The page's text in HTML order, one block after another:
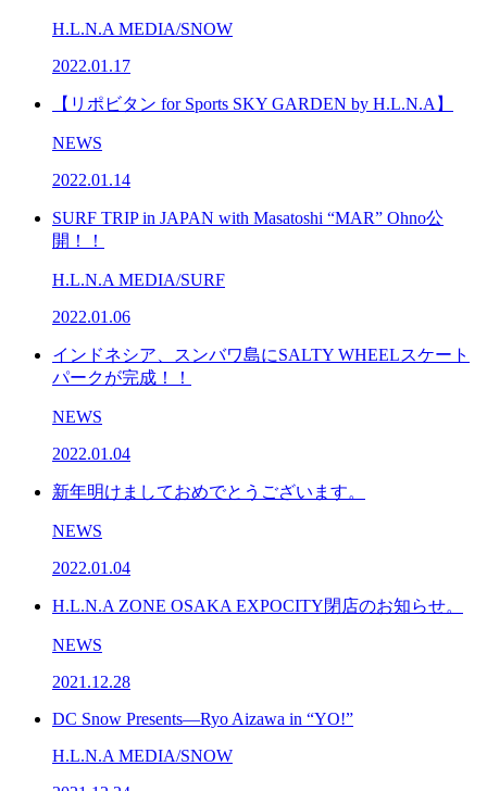
H.L.N.A MEDIA/SNOW
2022.01.17
【リポビタン for Sports SKY GARDEN by H.L.N.A】
NEWS
2022.01.14
SURF TRIP in JAPAN with Masatoshi “MAR” Ohno公
開！！
H.L.N.A MEDIA/SURF
2022.01.06
インドネシア、スンバワ島にSALTY WHEELスケート
パークが完成！！
NEWS
2022.01.04
新年明けましておめでとうございます。
NEWS
2022.01.04
H.L.N.A ZONE OSAKA EXPOCITY閉店のお知らせ。
NEWS
2021.12.28
DC Snow Presents—Ryo Aizawa in “YO!”
H.L.N.A MEDIA/SNOW